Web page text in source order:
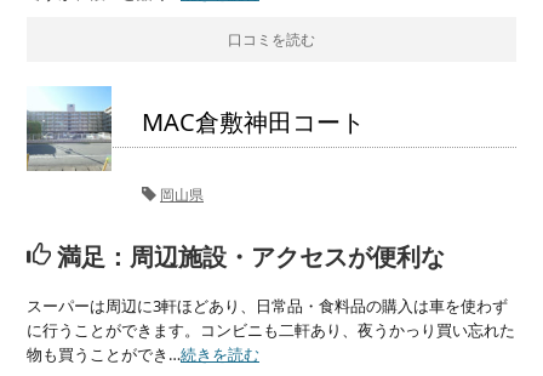
口コミを読む
MAC倉敷神田コート
岡山県
満足：周辺施設・アクセスが便利な
スーパーは周辺に3軒ほどあり、日常品・食料品の購入は車を使わず
に行うことができます。コンビニも二軒あり、夜うかっり買い忘れた
物も買うことができ…続きを読む